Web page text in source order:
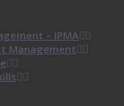
– IPMA
Management